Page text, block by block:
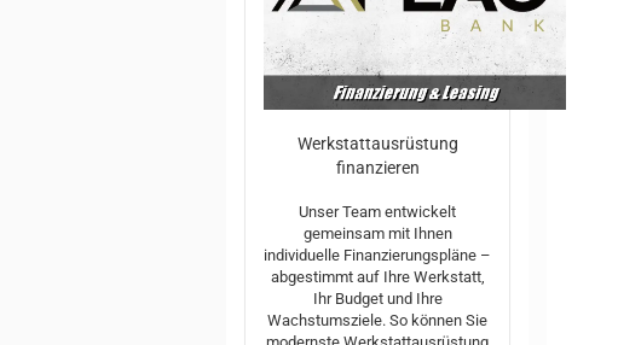
Werkstattausrüstung
finanzieren
Unser Team entwickelt
gemeinsam mit Ihnen
individuelle Finanzierungspläne –
abgestimmt auf Ihre Werkstatt,
Ihr Budget und Ihre
Wachstumsziele. So können Sie